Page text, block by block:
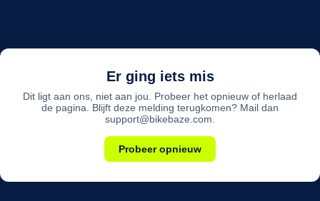
Er ging iets mis
Dit ligt aan ons, niet aan jou. Probeer het opnieuw of herlaad
de pagina. Blijft deze melding terugkomen? Mail dan
support@bikebaze.com.
Probeer opnieuw